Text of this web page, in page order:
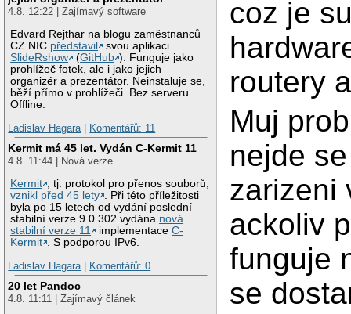
4.8. 12:22 | Zajímavý software
Edvard Rejthar na blogu zaměstnanců
CZ.NIC představil
svou aplikaci
SlideRshow
(GitHub ). Funguje jako
prohlížeč fotek, ale i jako jejich
organizér a prezentátor. Neinstaluje se,
běží přímo v prohlížeči. Bez serveru.
Offline.
Ladislav Hagara | Komentářů: 11
Kermit má 45 let. Vydán C-Kermit 11
4.8. 11:44 | Nová verze
Kermit , tj. protokol pro přenos souborů,
vznikl před 45 lety . Při této příležitosti
byla po 15 letech od vydání poslední
stabilní verze 9.0.302 vydána nová
stabilní verze 11
implementaceC-
Kermit . S podporou IPv6.
Ladislav Hagara | Komentářů: 0
20 let Pandoc
4.8. 11:11 | Zajímavý článek
coz je
routery
Muj
nejde
zarizeni
ackoliv
funguje
se